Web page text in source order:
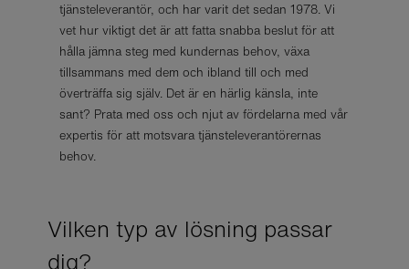
tjänsteleverantör, och har varit det sedan 1978. Vi
vet hur viktigt det är att fatta snabba beslut för att
hålla jämna steg med kundernas behov, växa
tillsammans med dem och ibland till och med
överträffa sig själv. Det är en härlig känsla, inte
sant? Prata med oss och njut av fördelarna med vår
expertis för att motsvara tjänsteleverantörernas
behov.
Vilken typ av lösning passar
dig?